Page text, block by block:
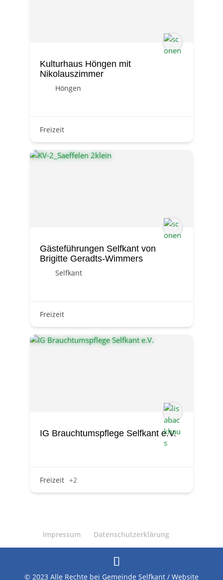
Kulturhaus Höngen mit
Nikolauszimmer
Höngen
Freizeit
Gästeführungen Selfkant von
Brigitte Geradts-Wimmers
Selfkant
Freizeit
IG Brauchtumspflege Selfkant e.V.
Freizeit +2
Impressum Datenschutzerklärung
© 2023 Alle Rechte bei Gemeinde Selfkant / Website